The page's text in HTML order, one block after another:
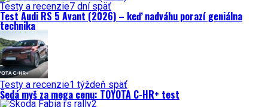
Testy a recenzie7 dní späť
Test Audi RS 5 Avant (2026) – keď nadváhu porazí geniálna
technika
Testy a recenzie1 týždeň späť
Šedá myš za mega cenu: TOYOTA C-HR+ test